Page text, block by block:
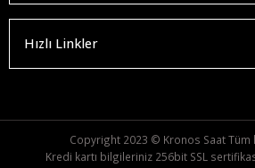
Hızlı Linkler
Copyright 2023 © Kronos Saat Tüm
Kredi kartı bilgileriniz 256bit SSL